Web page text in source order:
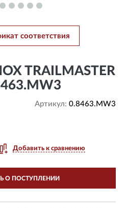
соответствия
TRAILMASTER
Артикул: 0.8463.MW3
Добавить к сравнению
О ПОСТУПЛЕНИИ